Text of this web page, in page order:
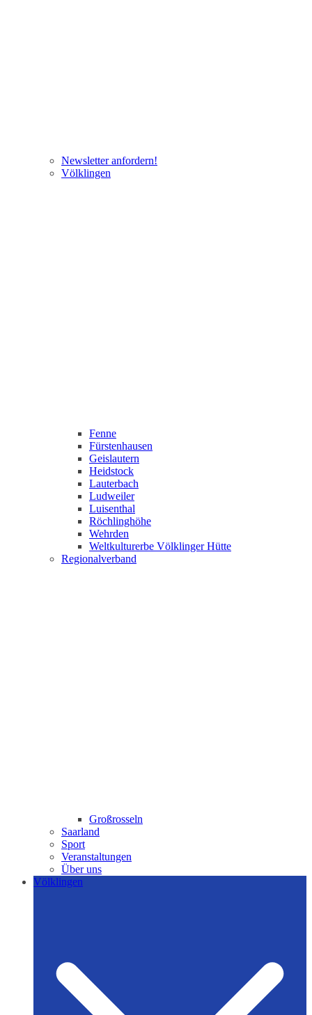
Newsletter anfordern!
Völklingen
Fenne
Fürstenhausen
Geislautern
Heidstock
Lauterbach
Ludweiler
Luisenthal
Röchlinghöhe
Wehrden
Weltkulturerbe Völklinger Hütte
Regionalverband
Großrosseln
Saarland
Sport
Veranstaltungen
Über uns
Völklingen